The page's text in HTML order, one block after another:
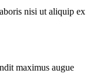
nisi ut aliquip ex
maximus augue